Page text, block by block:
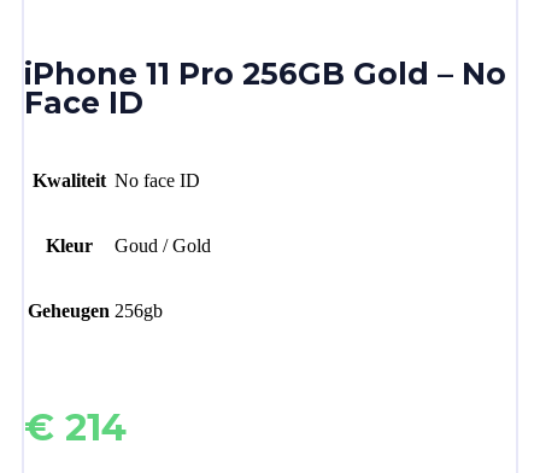
iPhone 11 Pro 256GB Gold – No
Face ID
Kwaliteit No face ID
Kleur Goud / Gold
Geheugen 256gb
€ 214